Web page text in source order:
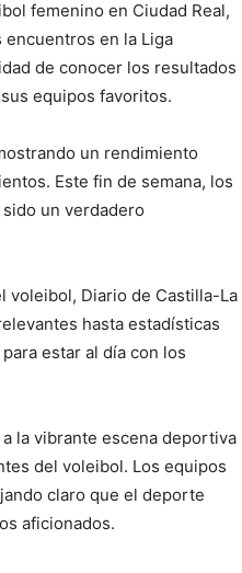
femenino en Ciudad Real,
en la Liga
de conocer los resultados
equipos favoritos.
un rendimiento
Este fin de semana, los
un verdadero
voleibol, Diario de Castilla-La
hasta estadísticas
estar al día con los
la vibrante escena deportiva
del voleibol. Los equipos
claro que el deporte
aficionados.